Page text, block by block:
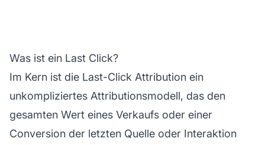
Was ist ein Last Click?
Im Kern ist die Last-Click Attribution ein
unkompliziertes Attributionsmodell, das den
gesamten Wert eines Verkaufs oder einer
Conversion der letzten Quelle oder Interaktion